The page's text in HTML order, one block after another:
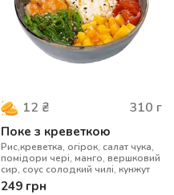
12 ₴ 310 г
Поке з креветкою
Рис,креветка, огірок, салат чука,
помідори чері, манго, вершковий
сир, соус солодкий чилі, кунжут
249 грн